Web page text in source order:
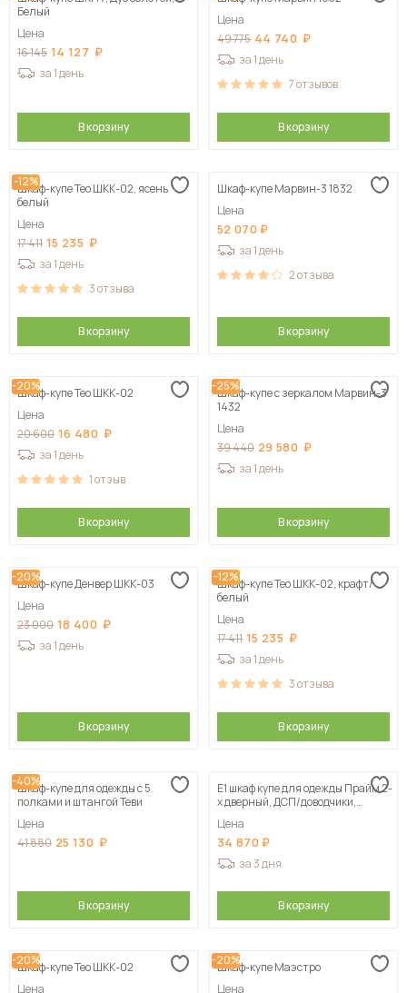
Белый
Цена
16 145 14 127
за 1 день
В корзину
Цена
49 775 44 740
за 1 день
7отзывов
В корзину
-12%
Шкаф-купе Тео ШКК-02, ясень
белый
Цена
17 411 15 235
за 1 день
3отзыва
В корзину
Шкаф-купе Марвин-3 1832
Цена
52 070
за 1 день
2отзыва
В корзину
-20%
Шкаф-купе Тео ШКК-02
Цена
20 600 16 480
за 1 день
1отзыв
В корзину
-25%
Шкаф-купе с зеркалом Марвин-3
1432
Цена
39 440 29 580
за 1 день
В корзину
-20%
Шкаф-купе Денвер ШКК-03
Цена
23 000 18 400
за 1 день
В корзину
-12%
Шкаф-купе Тео ШКК-02, крафт/
белый
Цена
17 411 15 235
за 1 день
3отзыва
В корзину
-40%
Шкаф-купе для одежды с 5
полками и штангой Теви
Цена
41 880 25 130
В корзину
Е1 шкаф купе для одежды Прайм 2-
х дверный, ДСП/доводчики,
Цена
34 870
за 3 дня
В корзину
-20%
Шкаф-купе Тео ШКК-02
Цена
-20%
Шкаф-купе Маэстро
Цена